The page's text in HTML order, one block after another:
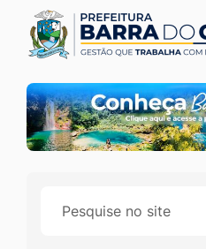
links
de
acessibilidade
[alt+1]
Ir
para
o
menu
[alt+2]